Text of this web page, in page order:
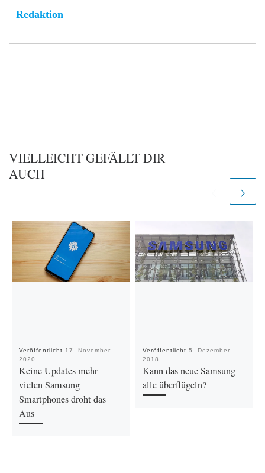
Redaktion
VIELLEICHT GEFÄLLT DIR
AUCH
Veröffentlicht 17. November
2020
Keine Updates mehr –
vielen Samsung
Smartphones droht das
Aus
Veröffentlicht 5. Dezember
2018
Kann das neue Samsung
alle überflügeln?